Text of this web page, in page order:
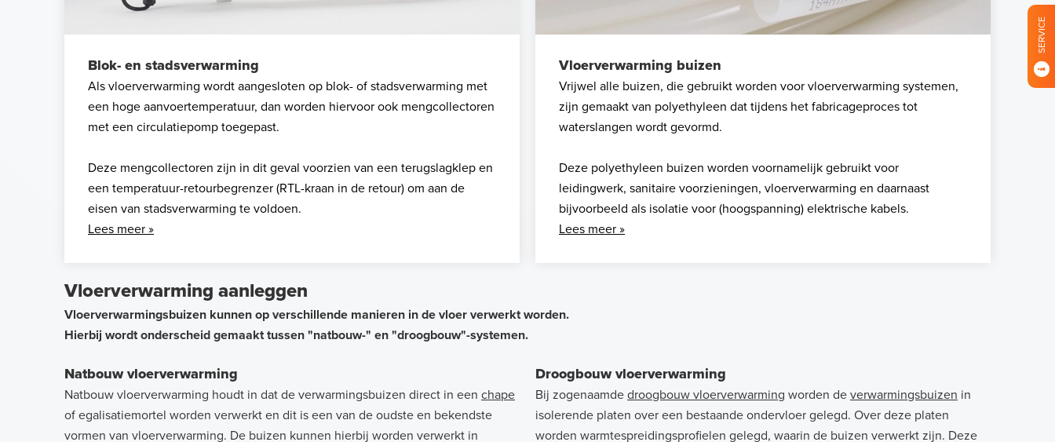
Blok- en stadsverwarming
Als vloerverwarming wordt aangesloten op blok- of stadsverwarming met
een hoge aanvoertemperatuur, dan worden hiervoor ook mengcollectoren
met een circulatiepomp toegepast.
Deze mengcollectoren zijn in dit geval voorzien van een terugslagklep en
een temperatuur-retourbegrenzer (RTL-kraan in de retour) om aan de
eisen van stadsverwarming te voldoen.
Lees meer »
Vloerverwarming buizen
Vrijwel alle buizen, die gebruikt worden voor vloerverwarming systemen,
zijn gemaakt van polyethyleen dat tijdens het fabricageproces tot
waterslangen wordt gevormd.
Deze polyethyleen buizen worden voornamelijk gebruikt voor
leidingwerk, sanitaire voorzieningen, vloerverwarming en daarnaast
bijvoorbeeld als isolatie voor (hoogspanning) elektrische kabels.
Lees meer »
Vloerverwarming aanleggen
Vloerverwarmingsbuizen kunnen op verschillende manieren in de vloer verwerkt worden.
Hierbij wordt onderscheid gemaakt tussen "natbouw-" en "droogbouw"-systemen.
Natbouw vloerverwarming
Natbouw vloerverwarming houdt in dat de verwarmingsbuizen direct in een chape
of egalisatiemortel worden verwerkt en dit is een van de oudste en bekendste
vormen van vloerverwarming. De buizen kunnen hierbij worden verwerkt in
Droogbouw vloerverwarming
Bij zogenaamde droogbouw vloerverwarming worden de verwarmingsbuizen in
isolerende platen over een bestaande ondervloer gelegd. Over deze platen
worden warmtespreidingsprofielen gelegd, waarin de buizen verwerkt zijn. Deze
SERVICE